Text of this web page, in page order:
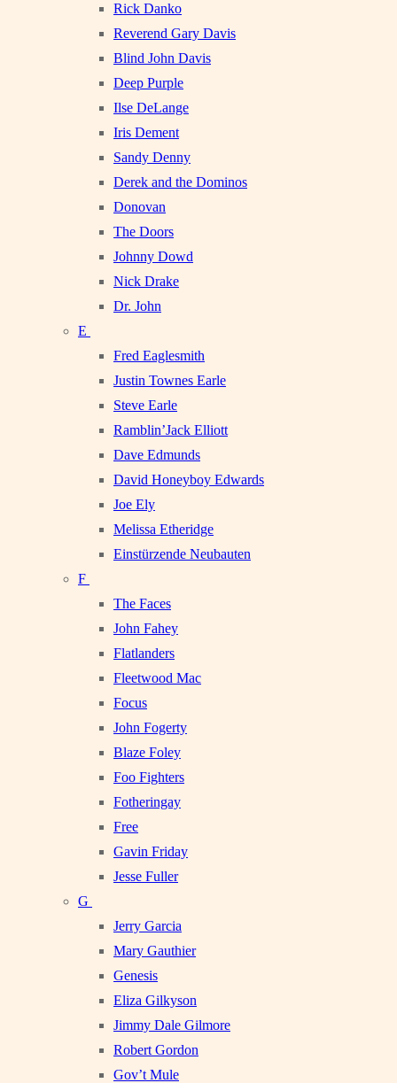
Rick Danko
Reverend Gary Davis
Blind John Davis
Deep Purple
Ilse DeLange
Iris Dement
Sandy Denny
Derek and the Dominos
Donovan
The Doors
Johnny Dowd
Nick Drake
Dr. John
E
Fred Eaglesmith
Justin Townes Earle
Steve Earle
Ramblin’Jack Elliott
Dave Edmunds
David Honeyboy Edwards
Joe Ely
Melissa Etheridge
Einstürzende Neubauten
F
The Faces
John Fahey
Flatlanders
Fleetwood Mac
Focus
John Fogerty
Blaze Foley
Foo Fighters
Fotheringay
Free
Gavin Friday
Jesse Fuller
G
Jerry Garcia
Mary Gauthier
Genesis
Eliza Gilkyson
Jimmy Dale Gilmore
Robert Gordon
Gov’t Mule